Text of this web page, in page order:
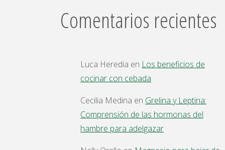
Comentarios recientes
Luca Heredia en Los beneficios de
cocinar con cebada
Cecilia Medina en Grelina y Leptina:
Comprensión de las hormonas del
hambre para adelgazar